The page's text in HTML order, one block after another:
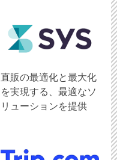
直販の最適化と最大化
を実現する、最適なソ
リューションを提供